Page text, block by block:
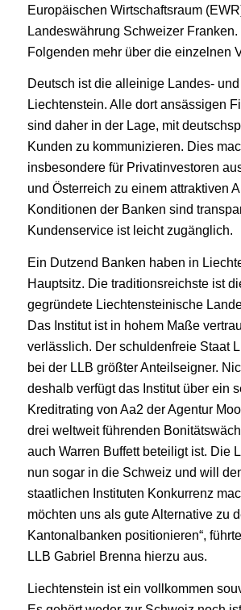
Europäischen Wirtschaftsraum
Landeswährung Schweizer
Folgenden mehr über die einzelnen
Deutsch ist die alleinige Landes-
Liechtenstein. Alle dort ansässigen
sind daher in der Lage, mit
Kunden zu kommunizieren. Dies
insbesondere für Privatinvestoren
und Österreich zu einem attraktiven
Konditionen der Banken sind
Kundenservice ist leicht zugänglich.
Ein Dutzend Banken haben in
Hauptsitz. Die traditionsreichste ist
gegründete Liechtensteinische
Das Institut ist in hohem Maße
verlässlich. Der schuldenfreie Staat
bei der LLB größter Anteilseigner.
deshalb verfügt das Institut über ein
Kreditrating von Aa2 der Agentur
drei weltweit führenden
auch Warren Buffett beteiligt ist. Die
nun sogar in die Schweiz und will
staatlichen Instituten Konkurrenz
möchten uns als gute Alternative zu
Kantonalbanken positionieren“,
LLB Gabriel Brenna hierzu aus.
Liechtenstein ist ein vollkommen